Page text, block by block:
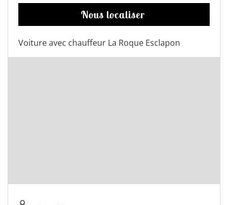
Nous localiser
Voiture avec chauffeur La Roque Esclapon